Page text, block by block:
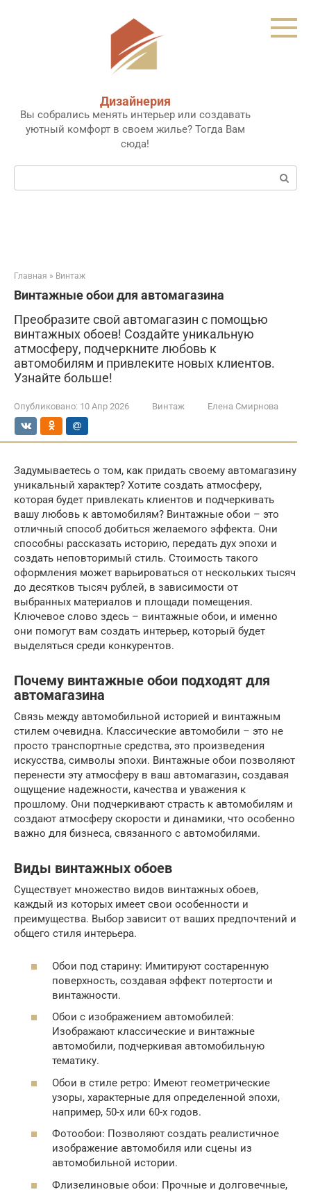
Дизайнерия
Вы собрались менять интерьер или создавать
уютный комфорт в своем жилье? Тогда Вам
сюда!
Поиск:
Главная » Винтаж
Винтажные обои для автомагазина
Преобразите свой автомагазин с помощью
винтажных обоев! Создайте уникальную
атмосферу, подчеркните любовь к
автомобилям и привлеките новых клиентов.
Узнайте больше!
Опубликовано: 10 Апр 2026 Винтаж Елена Смирнова
Задумываетесь о том, как придать своему автомагазину
уникальный характер? Хотите создать атмосферу,
которая будет привлекать клиентов и подчеркивать
вашу любовь к автомобилям? Винтажные обои – это
отличный способ добиться желаемого эффекта. Они
способны рассказать историю, передать дух эпохи и
создать неповторимый стиль. Стоимость такого
оформления может варьироваться от нескольких тысяч
до десятков тысяч рублей, в зависимости от
выбранных материалов и площади помещения.
Ключевое слово здесь – винтажные обои, и именно
они помогут вам создать интерьер, который будет
выделяться среди конкурентов.
Почему винтажные обои подходят для
автомагазина
Связь между автомобильной историей и винтажным
стилем очевидна. Классические автомобили – это не
просто транспортные средства, это произведения
искусства, символы эпохи. Винтажные обои позволяют
перенести эту атмосферу в ваш автомагазин, создавая
ощущение надежности, качества и уважения к
прошлому. Они подчеркивают страсть к автомобилям и
создают атмосферу скорости и динамики, что особенно
важно для бизнеса, связанного с автомобилями.
Виды винтажных обоев
Существует множество видов винтажных обоев,
каждый из которых имеет свои особенности и
преимущества. Выбор зависит от ваших предпочтений и
общего стиля интерьера.
Обои под старину: Имитируют состаренную
поверхность, создавая эффект потертости и
винтажности.
Обои с изображением автомобилей:
Изображают классические и винтажные
автомобили, подчеркивая автомобильную
тематику.
Обои в стиле ретро: Имеют геометрические
узоры, характерные для определенной эпохи,
например, 50-х или 60-х годов.
Фотообои: Позволяют создать реалистичное
изображение автомобиля или сцены из
автомобильной истории.
Флизелиновые обои: Прочные и долговечные,